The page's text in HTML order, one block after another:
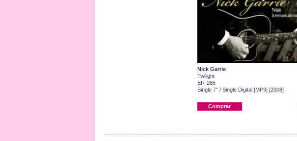
Nick Garrie
Twilight
ER-265
Single 7" / Single Digital [MP3] [2008]
Comprar